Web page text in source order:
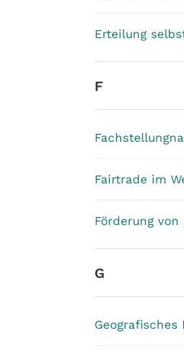
Erteilung
F
Fairtrade im
Förderung
G
Geografisches